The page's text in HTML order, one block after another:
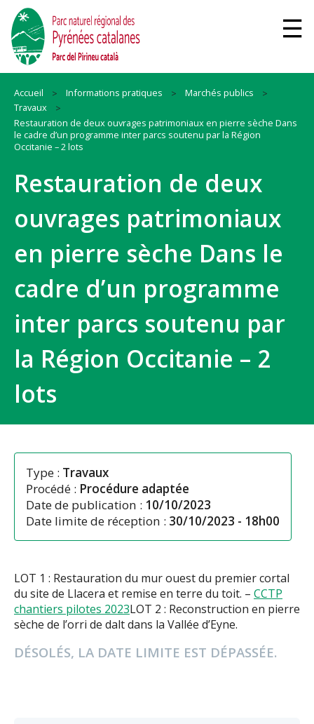
Accueil Informations pratiques
Marchés publics
Travaux
Restauration de deux ouvrages patrimoniaux en pierre sèche Dans
le cadre d’un programme inter parcs soutenu par la Région
Occitanie – 2 lots
Restauration de deux
ouvrages patrimoniaux
en pierre sèche Dans le
cadre d’un programme
inter parcs soutenu par
la Région Occitanie – 2
lots
Type : Travaux
Procédé : Procédure adaptée
Date de publication : 10/10/2023
Date limite de réception : 30/10/2023 - 18h00
LOT 1 : Restauration du mur ouest du premier cortal
du site de Llacera et remise en terre du toit. – CCTP
chantiers pilotes 2023LOT 2 : Reconstruction en pierre
sèche de l’orri de dalt dans la Vallée d’Eyne.
DÉSOLÉS, LA DATE LIMITE EST DÉPASSÉE.